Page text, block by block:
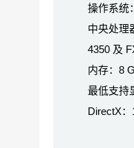
操作系统
中央处理
4350 及
内存：8
最低支持
DirectX：